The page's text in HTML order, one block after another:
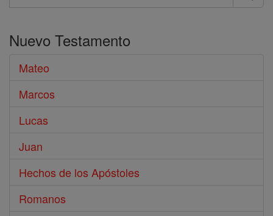
Buscar
Biblia
Nuevo Testamento
Mateo
Marcos
Lucas
Juan
Hechos de los Apóstoles
Romanos